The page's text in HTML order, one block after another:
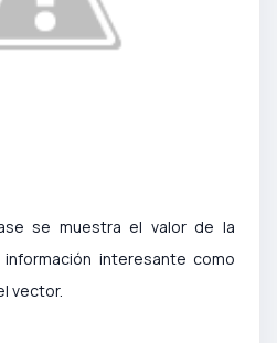
se muestra el valor de la
interesante como
vector.